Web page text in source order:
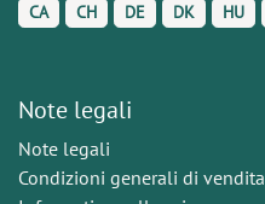
CA CH DE DK HU
Note legali
Note legali
Condizioni generali di vendita